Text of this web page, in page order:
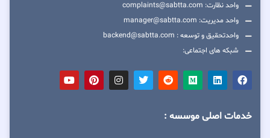
واحد نظارت: complaints@sabtta.com
واحد مدیریت: manager@sabtta.com
واحدتحقیق و توسعه : backend@sabtta.com
شبکه های اجتماعی:
خدمات اصلی موسسه :